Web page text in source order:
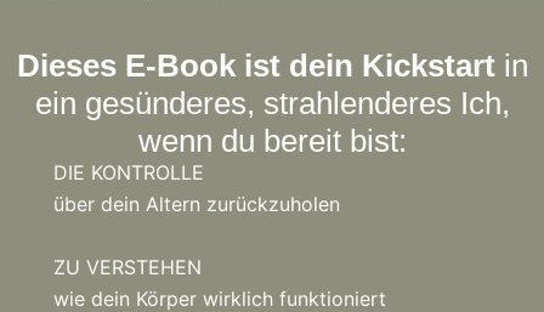
Dieses E-Book ist dein Kickstartin
ein gesünderes, strahlenderes Ich,
wenn du bereit bist:
DIE KONTROLLE
über dein Altern zurückzuholen
ZU VERSTEHEN
wie dein Körper wirklich funktioniert